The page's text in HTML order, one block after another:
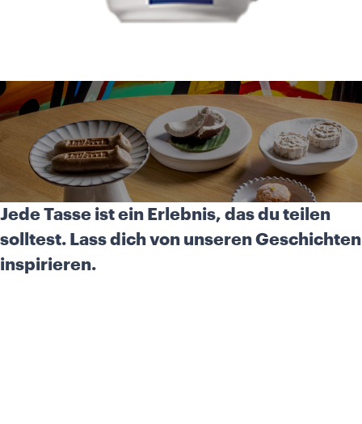
Jede Tasse ist ein Erlebnis, das du teilen
solltest. Lass dich von unseren Geschichten
inspirieren.